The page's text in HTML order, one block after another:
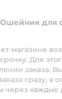
для
магазине
Для
заказа.
сразу, а
через каждые